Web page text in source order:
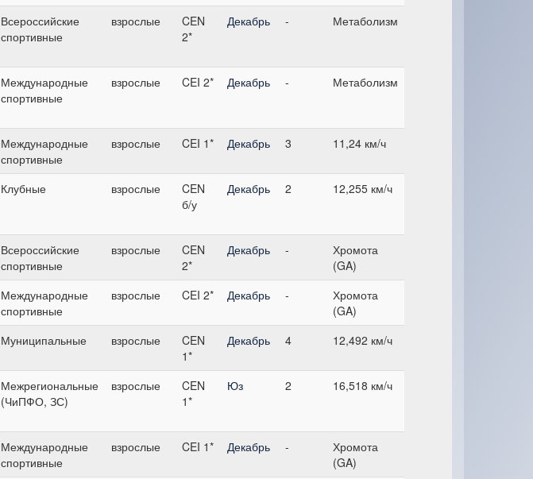
Всероссийские
спортивные
взрослые
CEN
2*
Декабрь - Метаболизм
Международные
спортивные
взрослые CEI 2* Декабрь - Метаболизм
Международные
спортивные
взрослые CEI 1* Декабрь 3 11,24 км/ч
Клубные взрослые
CEN
б/у
Декабрь 2 12,255 км/ч
Всероссийские
спортивные
взрослые
CEN
2*
Декабрь -
Хромота
(GA)
Международные
спортивные
взрослые CEI 2* Декабрь -
Хромота
(GA)
Муниципальные взрослые
CEN
1*
Декабрь 4 12,492 км/ч
Межрегиональные
(ЧиПФО, ЗС)
взрослые
CEN
1*
Юз 2 16,518 км/ч
Международные
спортивные
взрослые CEI 1* Декабрь -
Хромота
(GA)